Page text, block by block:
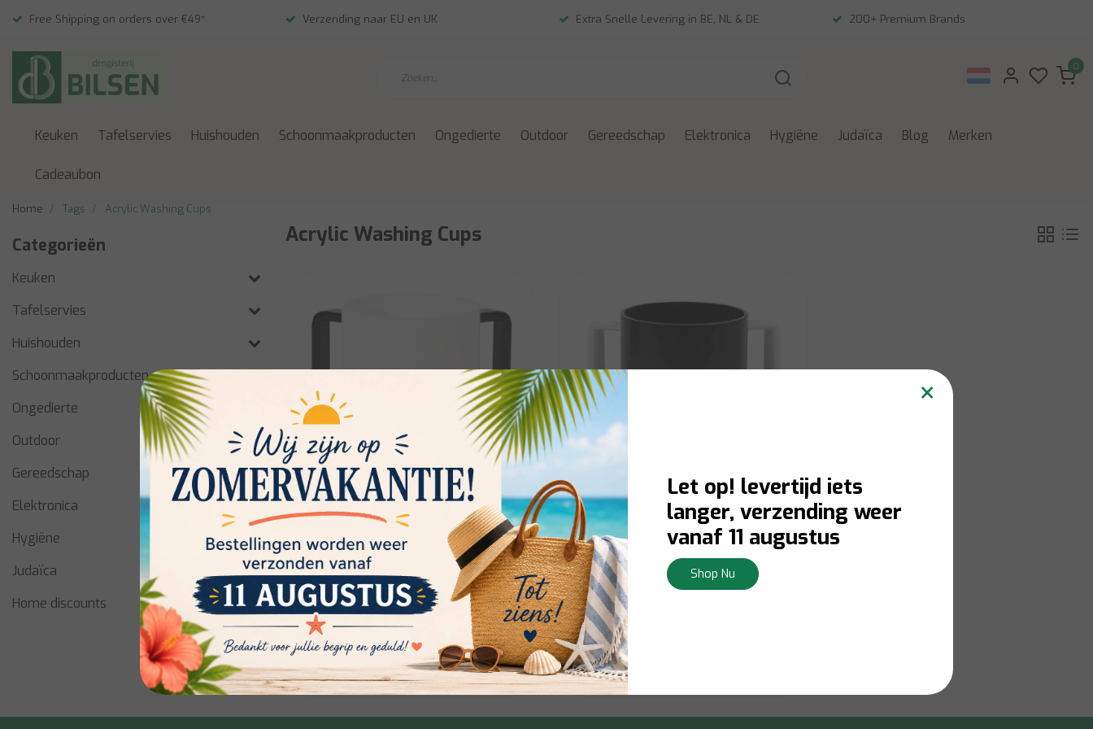
Free Shipping on orders over €49* Verzending naar EU en UK Extra Snelle Levering in BE, NL & DE 200+ Premium Brands
0
Keuken Tafelservies Huishouden Schoonmaakproducten Ongedierte Outdoor Gereedschap Elektronica Hygiëne Judaïca Blog Merken
Cadeaubon
Home Tags Acrylic Washing Cups
Categorieën
Keuken
Tafelservies
Huishouden
Schoonmaakproducten
Ongedierte
Outdoor
Gereedschap
Elektronica
Hygiëne
Judaïca
Home discounts
Acrylic Washing Cups
Acrylic Washing Cup White Black
Handles 5"
Op voorraad: Levering 1-3 werkdagen
€39,00 Bekijken
Acryl Wasbeker Zwart Witte
Handvatten - 13 cm
Op voorraad:
€39,00
×
Let op! levertijd iets
langer, verzending weer
vanaf 11 augustus
Shop Nu